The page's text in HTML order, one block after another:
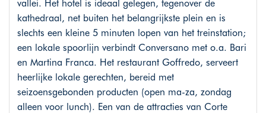
vallei. Het hotel is ideaal gelegen, tegenover de
kathedraal, net buiten het belangrijkste plein en is
slechts een kleine 5 minuten lopen van het treinstation;
een lokale spoorlijn verbindt Conversano met o.a. Bari
en Martina Franca. Het restaurant Goffredo, serveert
heerlijke lokale gerechten, bereid met
seizoensgebonden producten (open ma-za, zondag
alleen voor lunch). Een van de attracties van Corte